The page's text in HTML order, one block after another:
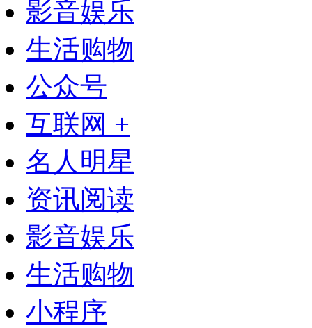
影音娱乐
生活购物
公众号
互联网 +
名人明星
资讯阅读
影音娱乐
生活购物
小程序